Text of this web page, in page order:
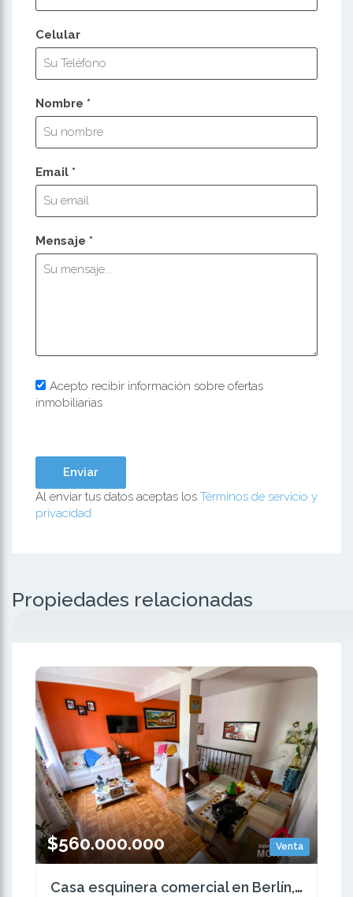
Celular
Nombre *
Email *
Mensaje *
Acepto recibir información sobre ofertas
inmobiliarias
Al enviar tus datos aceptas los Términos de servicio y
privacidad
Propiedades relacionadas
Venta
$560.000.000
Casa esquinera comercial en Berlín, Pereira